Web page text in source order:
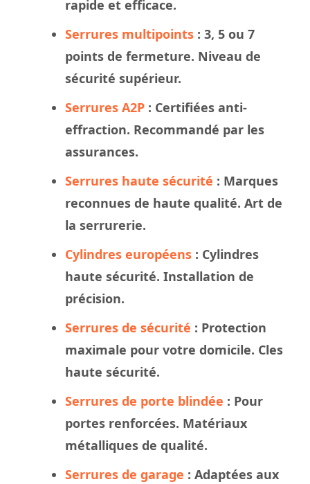
rapide et efficace.
Serrures multipoints : 3, 5 ou 7
points de fermeture. Niveau de
sécurité supérieur.
Serrures A2P : Certifiées anti-
effraction. Recommandé par les
assurances.
Serrures haute sécurité : Marques
reconnues de haute qualité. Art de
la serrurerie.
Cylindres européens : Cylindres
haute sécurité. Installation de
précision.
Serrures de sécurité : Protection
maximale pour votre domicile. Cles
haute sécurité.
Serrures de porte blindée : Pour
portes renforcées. Matériaux
métalliques de qualité.
Serrures de garage : Adaptées aux